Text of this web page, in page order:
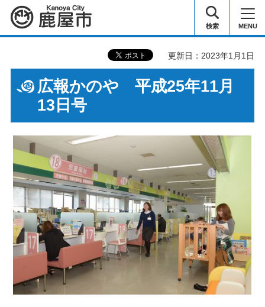
鹿屋市 検索 MENU
更新日：2023年1月1日
広報かのや 平成25年11月
13日号